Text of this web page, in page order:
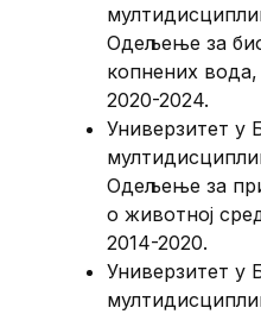
Одељење за
копнених
2020-2024.
Универзитет у
Одељење за
о животној
2014-2020.
Универзитет у